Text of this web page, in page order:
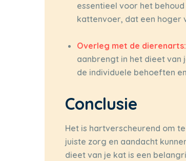
essentieel voor het
kattenvoer, dat een hoger
Overleg met de dierenarts:
aanbrengt in het dieet van
de individuele behoeften
Conclusie
Het is hartverscheurend om
juiste zorg en aandacht
dieet van je kat is een